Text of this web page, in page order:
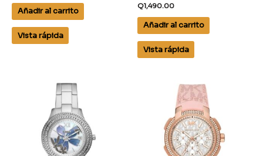
Añadir al carrito
Vista rápida
Q1,490.00
Añadir al carrito
Vista rápida